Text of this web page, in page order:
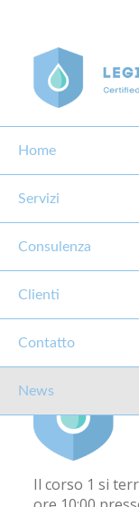
Home
Servizi
Consulenza
Clienti
Contatto
News
CORSO
26 Febbraio
Il corso 1 si